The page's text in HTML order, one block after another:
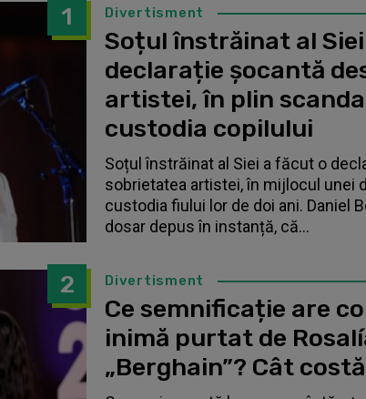
1 Divertisment
Soțul înstrăinat al
declarație șocantă
artistei, în plin
custodia copilului
Soțul înstrăinat al Siei a făcut o
sobrietatea artistei, în mijlocul unei
custodia fiului lor de doi ani. Daniel
dosar depus în instanță, că...
2 Divertisment
Ce semnificație are
inimă purtat de
„Berghain”? Cât